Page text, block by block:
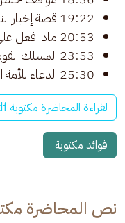
19:22 قصة إخبار النبي لحوادث أولاد سيدنا علي
20:53 ماذا فعل علي زين العابدين بعد أبيه؟!
23:53 المسلك القويم لآل البيت
25:30 الدعاء للأمة الإسلامية
لقراءة المحاضرة مكتوبة Pdf (اضغط هنا)
فوائد مكتوبة
نص المحاضرة